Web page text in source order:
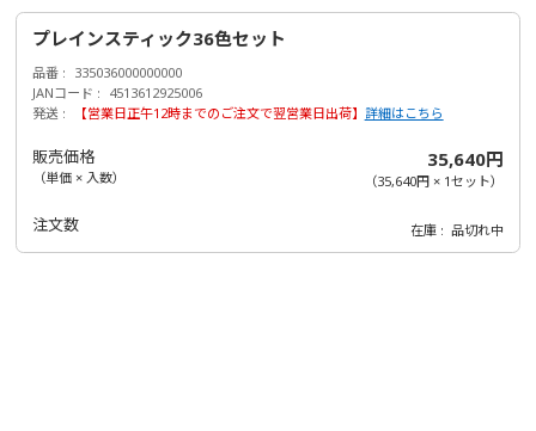
プレインスティック36色セット
品番
335036000000000
JANコード
4513612925006
発送
【営業日正午12時までのご注文で翌営業日出荷】 詳細はこちら
販売価格
（単価 × 入数）
35,640円
（35,640円× 1セット）
注文数 在庫 品切れ中